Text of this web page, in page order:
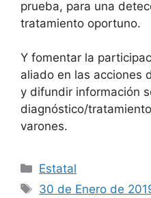
prueba, para una
tratamiento oportuno.
Y fomentar la
aliado en las acciones
y difundir información
diagnóstico/
varones.
Categorías
Estatal
Etiquetas
30 de Enero de